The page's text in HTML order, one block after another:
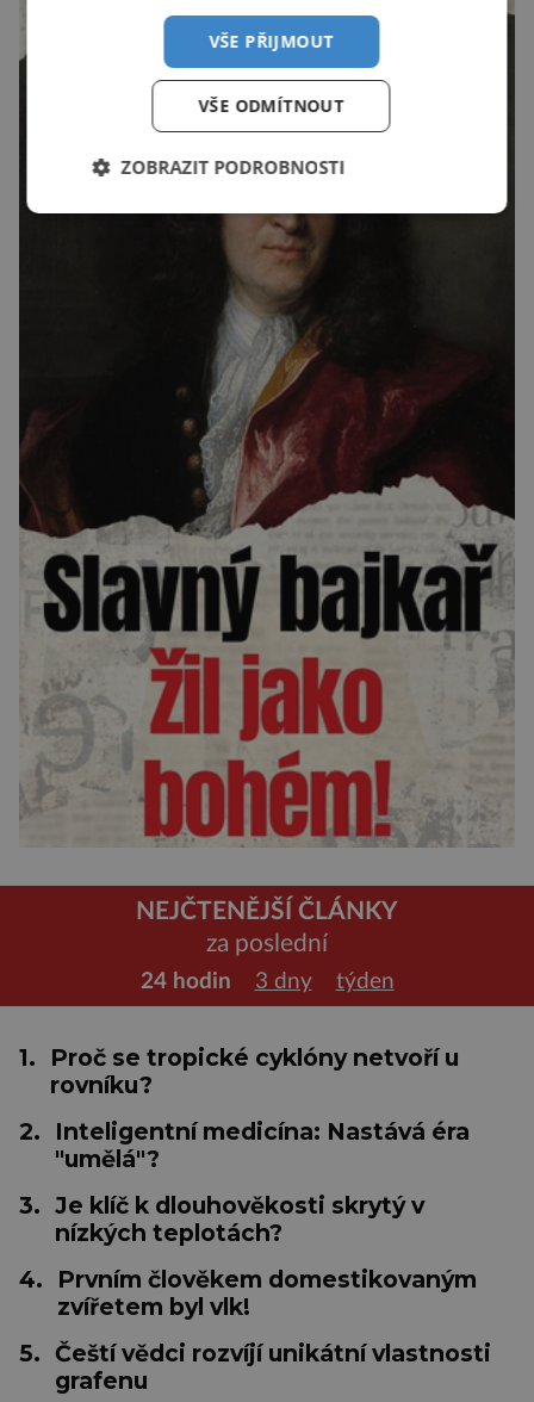
NEJČTENĚJŠÍ ČLÁNKY
za poslední
24 hodin 3 dny týden
1.
Proč se tropické cyklóny netvoří u
rovníku?
2.
Inteligentní medicína: Nastává éra
"umělá"?
3. Je klíč k dlouhověkosti skrytý v
nízkých teplotách?
4.
Prvním člověkem domestikovaným
zvířetem byl vlk!
5. Čeští vědci rozvíjí unikátní vlastnosti
grafenu
VŠE PŘIJMOUT
VŠE ODMÍTNOUT
ZOBRAZIT PODROBNOSTI